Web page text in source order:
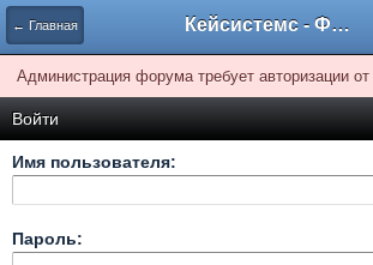
← Главная Кейсистемс - Форумы
Администрация форума требует авторизации
Войти
Имя пользователя:
Пароль: